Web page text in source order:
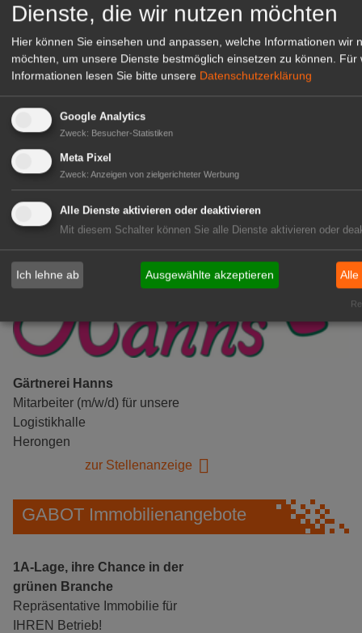
Kientzler Jungpflanzen GmbH
& Co KG
Gärtner im Zierpflanzenbau
(Geselle/Meister/Techniker)
(m/w/d)
Gensingen
zur Stellenanzeige
Gärtnerei Hanns
Mitarbeiter (m/w/d) für unsere
Logistikhalle
Herongen
zur Stellenanzeige
GABOT Immobilienangebote
1A-Lage, ihre Chance in der
grünen Branche
Repräsentative Immobilie für
IHREN Betrieb!
Dienste, die wir nutzen möchten
Hier können Sie einsehen und anpassen, welche Informationen wir
möchten, um unsere Dienste bestmöglich einsetzen zu können.
Für
Informationen lesen Sie bitte unsere Datenschutzerklärung
Google Analytics
Zweck: Besucher-Statistiken
Meta Pixel
Zweck: Anzeigen von zielgerichteter Werbung
Alle Dienste aktivieren oder deaktivieren
Mit diesem Schalter können Sie alle Dienste aktivieren oder
Ich lehne ab Ausgewählte akzeptieren Alle